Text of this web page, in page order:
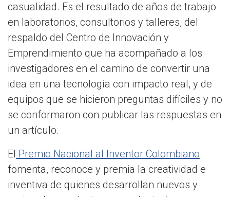
casualidad. Es el resultado de años de trabajo
en laboratorios, consultorios y talleres, del
respaldo del Centro de Innovación y
Emprendimiento que ha acompañado a los
investigadores en el camino de convertir una
idea en una tecnología con impacto real, y de
equipos que se hicieron preguntas difíciles y no
se conformaron con publicar las respuestas en
un artículo.
El Premio Nacional al Inventor Colombiano
fomenta, reconoce y premia la creatividad e
inventiva de quienes desarrollan nuevos y